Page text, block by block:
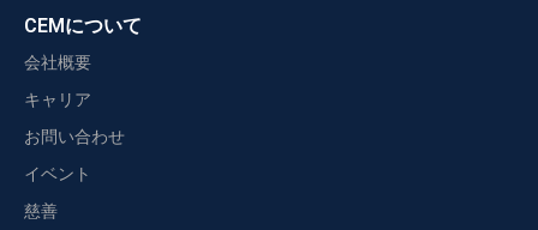
CEMについて
会社概要
キャリア
お問い合わせ
イベント
慈善